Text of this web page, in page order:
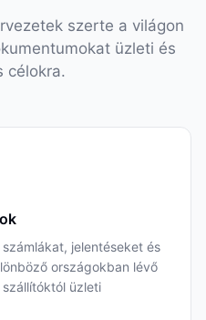
szerte a világon
üzleti és
célokra.
jelentéseket és
országokban lévő
üzleti